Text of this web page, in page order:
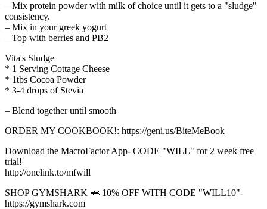
– Mix protein powder with milk of choice until it gets to a "sludge"
consistency.
– Mix in your greek yogurt
– Top with berries and PB2
Vita's Sludge
* 1 Serving Cottage Cheese
* 1tbs Cocoa Powder
* 3-4 drops of Stevia
– Blend together until smooth
ORDER MY COOKBOOK!: https://geni.us/BiteMeBook
Download the MacroFactor App- CODE "WILL" for 2 week free
trial!
http://onelink.to/mfwill
SHOP GYMSHARK 🦈 10% OFF WITH CODE "WILL10"-
https://gymshark.com